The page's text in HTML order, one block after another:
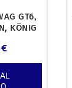
GT6,
KÖNIG
€